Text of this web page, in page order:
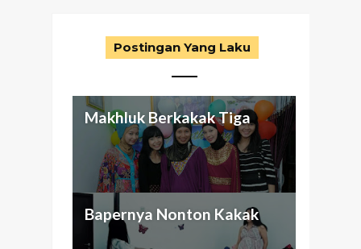
Postingan Yang Laku
Makhluk Berkakak Tiga
Aku dan Keluarga
(abnormal) ku
Antara Seragam Putih-Biru,
Otak Cetek, dan Bunuh Diri
Nggak Cuma Butuh Passion
Buat Beli Mansion
Bapernya Nonton Kakak